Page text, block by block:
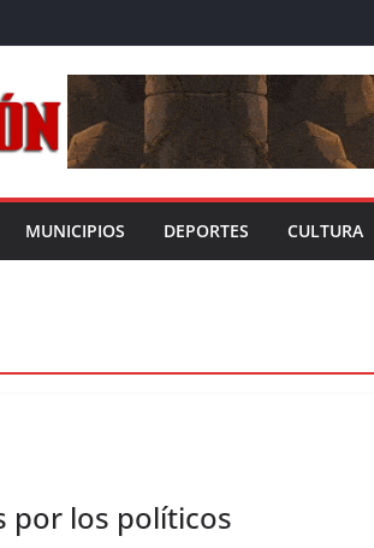
MUNICIPIOS DEPORTES CULTURA
por los políticos